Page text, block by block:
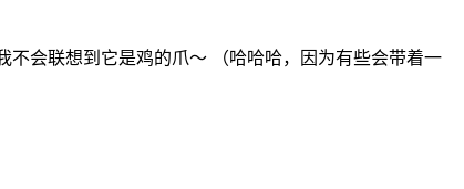
会联想到它是鸡的爪～ （哈哈哈，因为有些会带着一